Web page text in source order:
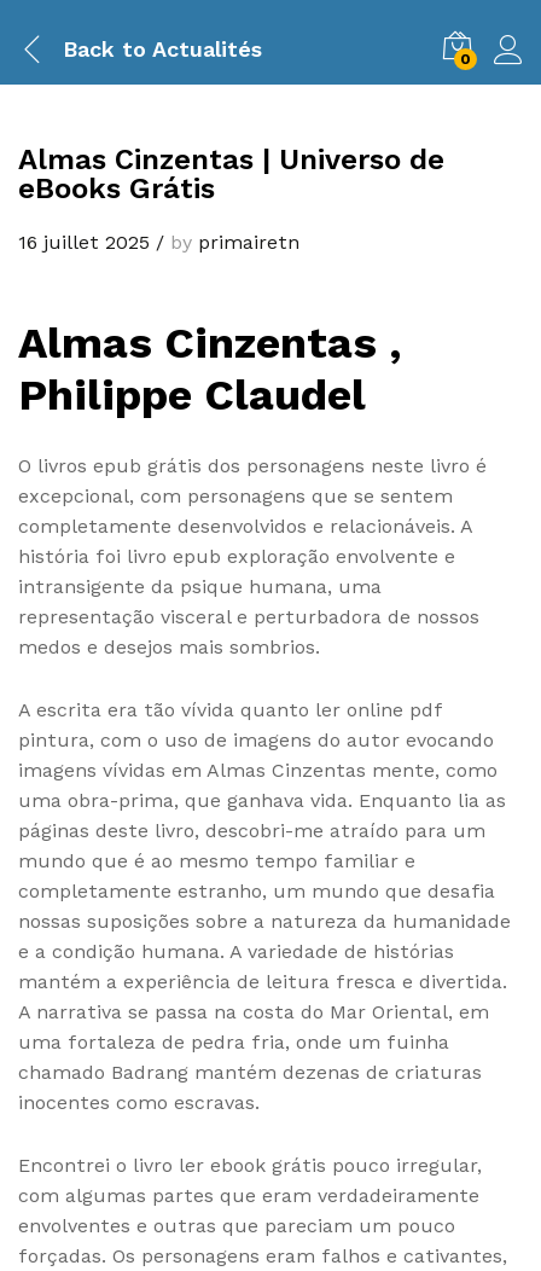
Back to Actualités 0
Almas Cinzentas | Universo de
eBooks Grátis
16 juillet 2025 / by primairetn
Almas Cinzentas ,
Philippe Claudel
O livros epub grátis dos personagens neste livro é
excepcional, com personagens que se sentem
completamente desenvolvidos e relacionáveis. A
história foi livro epub exploração envolvente e
intransigente da psique humana, uma
representação visceral e perturbadora de nossos
medos e desejos mais sombrios.
A escrita era tão vívida quanto ler online pdf
pintura, com o uso de imagens do autor evocando
imagens vívidas em Almas Cinzentas mente, como
uma obra-prima, que ganhava vida. Enquanto lia as
páginas deste livro, descobri-me atraído para um
mundo que é ao mesmo tempo familiar e
completamente estranho, um mundo que desafia
nossas suposições sobre a natureza da humanidade
e a condição humana. A variedade de histórias
mantém a experiência de leitura fresca e divertida.
A narrativa se passa na costa do Mar Oriental, em
uma fortaleza de pedra fria, onde um fuinha
chamado Badrang mantém dezenas de criaturas
inocentes como escravas.
Encontrei o livro ler ebook grátis pouco irregular,
com algumas partes que eram verdadeiramente
envolventes e outras que pareciam um pouco
forçadas. Os personagens eram falhos e cativantes,